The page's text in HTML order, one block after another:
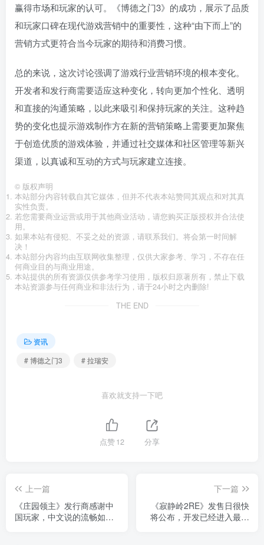
赢得市场和玩家的认可。《博德之门3》的成功，展示了品质
和玩家口碑在现代游戏营销中的重要性，这种“由下而上”的
营销方式更符合当今玩家的期待和消费习惯。
总的来说，这次讨论强调了游戏行业营销环境的根本变化。
开发者和发行商需要适应这种变化，转向更加个性化、透明
和直接的沟通策略，以此来吸引和保持玩家的关注。这种趋
势的变化也提示游戏制作方在新的营销策略上需要更加聚焦
于创造优质的游戏体验，并通过社交媒体和社区管理等新兴
渠道，以真诚和互动的方式与玩家建立连接。
© 版权声明
本站部分内容转载自其它媒体，但并不代表本站赞同其观点和对其真
实性负责。
若您需要商业运营或用于其他商业活动，请您购买正版授权并合法使
用。
如果本站有侵犯、不妥之处的资源，请联系我们。将会第一时间解
决！
本站部分内容均由互联网收集整理，仅供大家参考、学习，不存在任
何商业目的与商业用途。
本站提供的所有资源仅供参考学习使用，版权归原著所有，禁止下载
本站资源参与任何商业和非法行为，请于24小时之内删除!
THE END
资讯
# 博德之门3
# 拉瑞安
喜欢就支持一下吧
点赞12 分享
上一篇
《庄园领主》发行商感谢中
国玩家，中文说的流畅如同
下一篇
《寂静岭2RE》发售日很快
将公布，开发已经进入最后